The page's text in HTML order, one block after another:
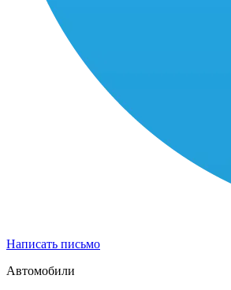
Написать письмо
Автомобили